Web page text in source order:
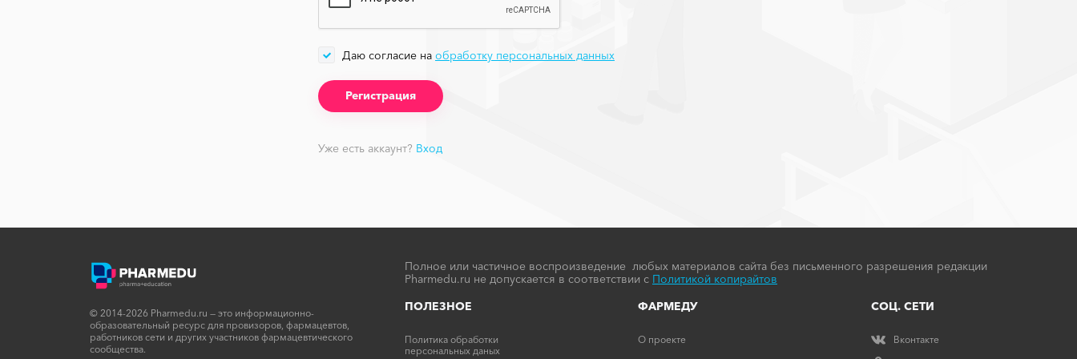
Даю согласие на обработку персональных данных
Уже есть аккаунт? Вход
© 2014-2026 Pharmedu.ru — это информационно-
образовательный ресурс для провизоров, фармацевтов,
работников сети и других участников фармацевтического
сообщества.
Полное или частичное воспроизведение любых материалов сайта без письменного разрешения редакции
Pharmedu.ru не допускается в соответствии с Политикой копирайтов
ПОЛЕЗНОЕ
Политика обработки
персональных даных
ФАРМЕДУ
О проекте
СОЦ. СЕТИ
Вконтакте